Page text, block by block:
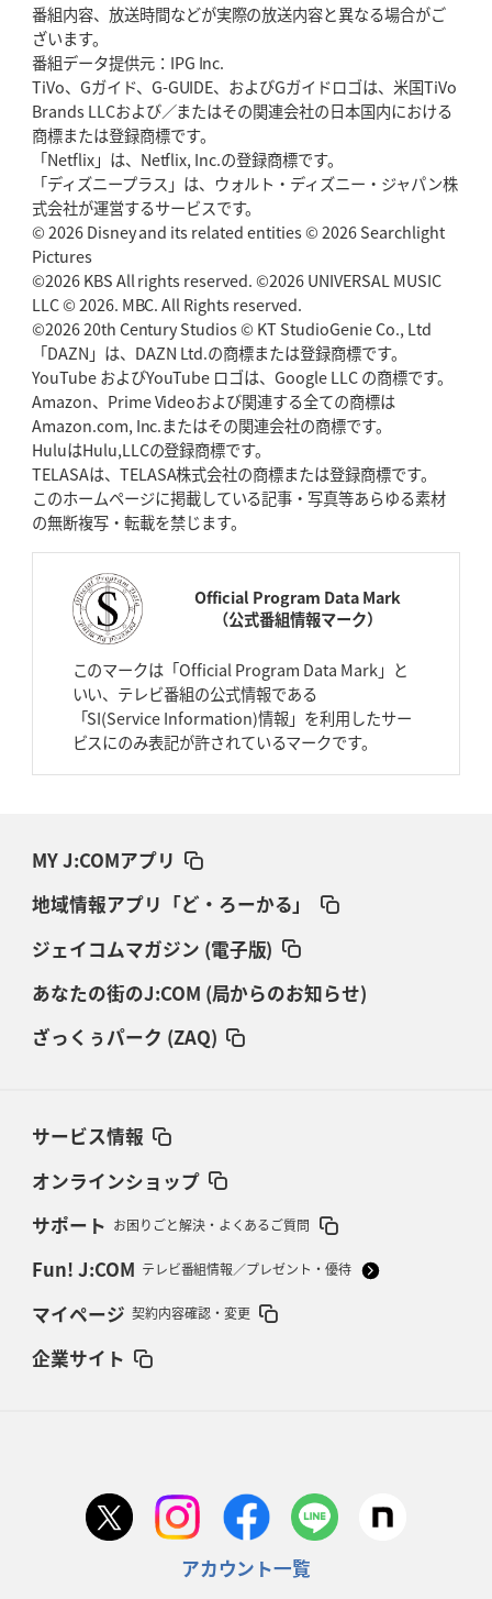
番組内容、放送時間などが実際の放送内容と異なる場合がご
ざいます。
番組データ提供元：IPG Inc.
TiVo、Gガイド、G-GUIDE、およびGガイドロゴは、米国TiVo
Brands LLCおよび／またはその関連会社の日本国内における
商標または登録商標です。
「Netflix」は、Netflix, Inc.の登録商標です。
「ディズニープラス」は、ウォルト・ディズニー・ジャパン株
式会社が運営するサービスです。
© 2026 Disney and its related entities © 2026 Searchlight
Pictures
©2026 KBS All rights reserved. ©2026 UNIVERSAL MUSIC
LLC © 2026. MBC. All Rights reserved.
©2026 20th Century Studios © KT StudioGenie Co., Ltd
「DAZN」は、DAZN Ltd.の商標または登録商標です。
YouTube およびYouTube ロゴは、Google LLC の商標です。
Amazon、Prime Videoおよび関連する全ての商標は
Amazon.com, Inc.またはその関連会社の商標です。
HuluはHulu,LLCの登録商標です。
TELASAは、TELASA株式会社の商標または登録商標です。
このホームページに掲載している記事・写真等あらゆる素材
の無断複写・転載を禁じます。
Official Program Data Mark
（公式番組情報マーク）
このマークは「Official Program Data Mark」と
いい、テレビ番組の公式情報である
「SI(Service Information)情報」を利用したサー
ビスにのみ表記が許されているマークです。
MY J:COMアプリ
地域情報アプリ「ど・ろーかる」
ジェイコムマガジン (電子版)
あなたの街のJ:COM (局からのお知らせ)
ざっくぅパーク (ZAQ)
サービス情報
オンラインショップ
サポート お困りごと解決・よくあるご質問
Fun! J:COM テレビ番組情報／プレゼント・優待
マイページ 契約内容確認・変更
企業サイト
アカウント一覧